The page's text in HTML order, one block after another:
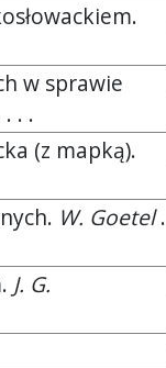
w sprawie
. .
(z mapką).
W. Goetel.
J. G.